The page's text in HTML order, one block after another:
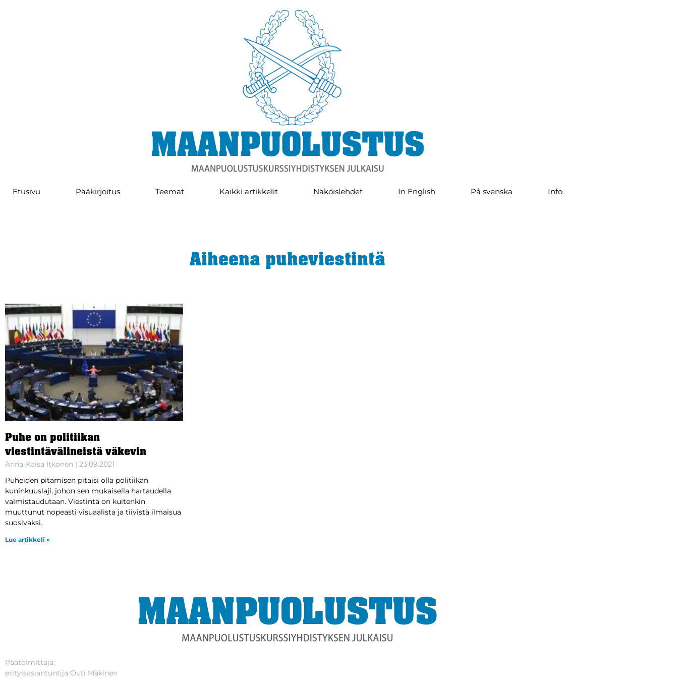
Etusivu Pääkirjoitus Teemat Kaikki artikkelit Näköislehdet In English På svenska Info
Aiheena puheviestintä
Puhe on politiikan
viestintävälineistä väkevin
Anna-Kaisa Itkonen
23.09.2021
Puheiden pitämisen pitäisi olla politiikan
kuninkuuslaji, johon sen mukaisella hartaudella
valmistaudutaan. Viestintä on kuitenkin
muuttunut nopeasti visuaalista ja tiivistä ilmaisua
suosivaksi.
Lue artikkeli »
Päätoimittaja:
erityisasiantuntija Outi Mäkinen